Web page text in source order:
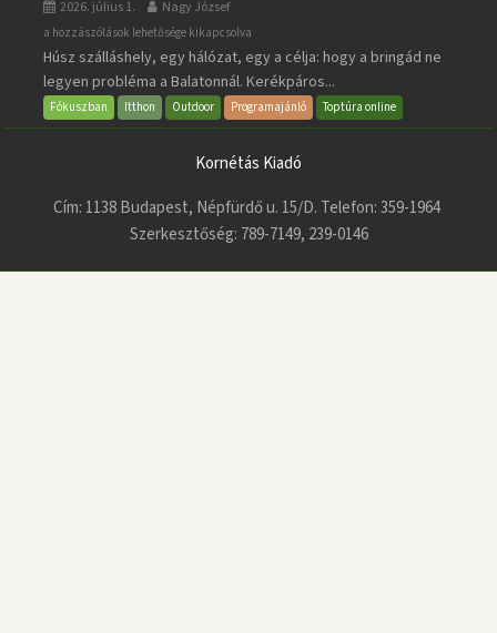
2026. július 1. Nagy József
BalatonBIKE365
bejegyzéshez
a hozzászólások lehetősége kikapcsolva
Húsz szálláshely, egy hálózat, egy a célja: hogy a bringád ne
legyen probléma a Balatonnál. Kerékpáros...
Fókuszban Itthon Outdoor Programajánló Toptúra online
Kornétás Kiadó
Cím: 1138 Budapest, Népfürdő u. 15/D. Telefon: 359-1964
Szerkesztőség: 789-7149, 239-0146